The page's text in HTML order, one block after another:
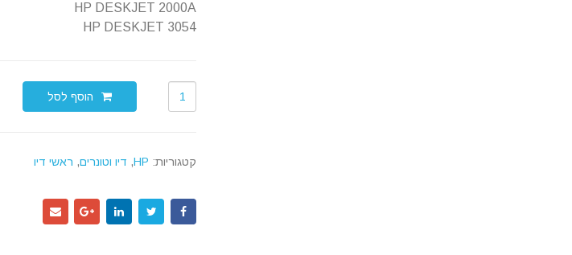
HP DESKJET 2000A
HP DESKJET 3054
הוסף לסל
קטגוריות: HP
, דיו וטונרים, ראשי דיו